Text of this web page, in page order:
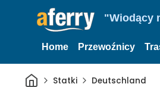
"Wiodący
Home Przewoźnicy
DomStatki Deutschland